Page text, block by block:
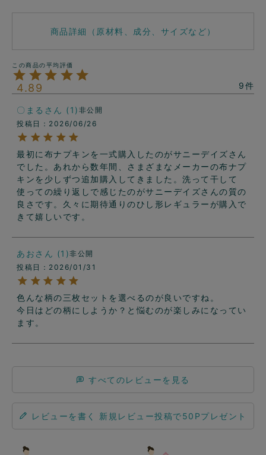
商品詳細（原材料、成分、サイズなど）
4.89 9
〇まる 1
非公開
投稿日
2026/06/26
最初に布ナプキンを一式購入したのがサニーデイズさん
でした。あれから数年間、さまざまなメーカーの布ナプ
キンを少しずつ追加購入してきました。洗って干して
使っての繰り返しで感じたのがサニーデイズさんの質の
良さです。久々に期待通りのひし形レギュラーが購入で
きて嬉しいです。
あお 1
非公開
投稿日
2026/01/31
色んな柄の三枚セットを選べるのが良いですね。
今日はどの柄にしようか？と悩むのが楽しみになってい
ます。
すべてのレビューを見る
レビューを書く